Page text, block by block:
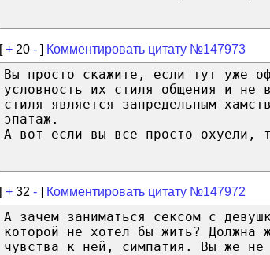
[+ 20 - ] Комментировать цитату №147973
Вы просто скажите, если тут уже
условность их стиля общения и не
стиля является запредельным
эпатаж.
А вот если вы все просто охуели,
[+ 32 - ] Комментировать цитату №147972
А зачем заниматься сексом с
которой не хотел бы жить? Должна
чувства к ней, симпатия. Вы же не